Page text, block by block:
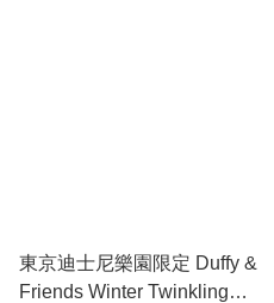
東京迪士尼樂園限定 Duffy &
Friends Winter Twinkling